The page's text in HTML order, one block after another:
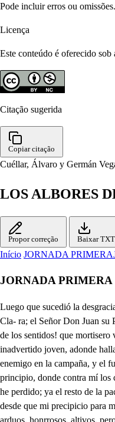
Pode incluir erros ou
Licença
Este conteúdo é oferecido
Citação sugerida
Copiar citação
Cuéllar, Álvaro y Germán
LOS ALBORES
Propor correção Baixar TXT
Início JORNADA PRIMERA
JORNADA PRIMERA
Luego que sucedió la desgracia fue buscado Unid. y llamado a pregones: indignado el Vittey a prometido mil pesos al que le die- te vivo a Uind. y quinientos si muerto, Do- ña lusta se reuro al Convento de Santa Cla- ra; el Señor Don Juan su Padre de Umo mu- río, y se dice que de la pesadumbre. Dios le tenga en el celo, y guarde a Unid, y le de gracia, para guárdarse. Diego. Válgame Dios: qué desgracia! Qué asombro de los sentidos! que mortisero veneno viene en esta carta cícrito! M Padre murio? y depena? Oh pesar de mis delictos, que fueren injusio acero del pecho de más caiños. Oh bárbaro! Oh desdichado Leoncio! Oh inadvertido joven, adonde hallaran tus desórdenes castigo! lusta (laocanón de todo) presa en el Sacro retiro de un Convento, que al fin es, con nombre de Iglesia, grillos. El Virrey tan indignado? Pues si maté a mi enemigo en la campaña, y el fue quién me saco al desafío? que delito fue llegar mi punta a su pecho altivo, cuando estaba yo primero de su sin razón herido? No: aquí hay superior causa: aquí hay más grave principio, donde contra mí los cielos se declaran ofendidos. Ea: vengan rayos sangrientos, los Planetas, y los signos envien sus infortunas de aspecto cuadrado, o trino, que aquí estoy, no temo nada, pues ya todo lo he perdido; ya el resto de la paciencia me nego su vitimo alivio. Destenado, solo, pobre, sin Padre, Patria, ni amigos, sin Justa, para mi injusta, pues me